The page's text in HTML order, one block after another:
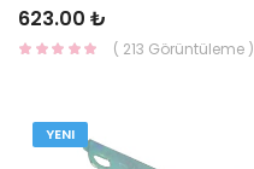
623.00 ₺
( 213 Görüntüleme )
YENI